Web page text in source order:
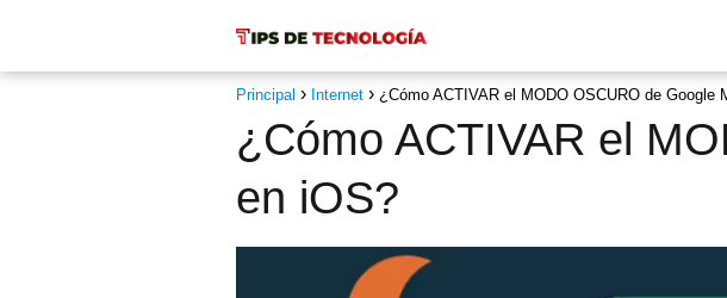
Principal Internet ¿Cómo ACTIVAR el MODO OSCURO de Google
¿Cómo ACTIVAR el
en iOS?